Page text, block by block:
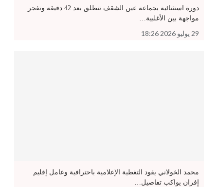
دورة استثنائية بجماعة عين الشقف تنطلق بعد 42 دقيقة وتفجر
مواجهة بين الأغلبية…
29 يوليو 2026 18:26
محمد الخولاني يقود التغطية الإعلامية باحترافية وعامل إقليم
إفران يواكب تفاصيل…